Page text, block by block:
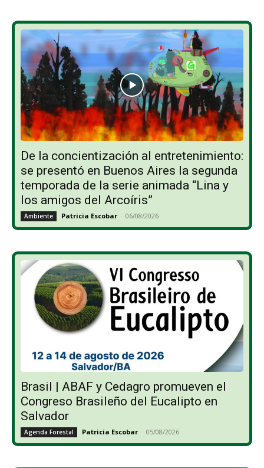
De la concientización al entretenimiento:
se presentó en Buenos Aires la segunda
temporada de la serie animada “Lina y
los amigos del Arcoíris”
Ambiente Patricia Escobar - 06/08/2026
Brasil | ABAF y Cedagro promueven el
Congreso Brasileño del Eucalipto en
Salvador
Agenda Forestal Patricia Escobar - 05/08/2026